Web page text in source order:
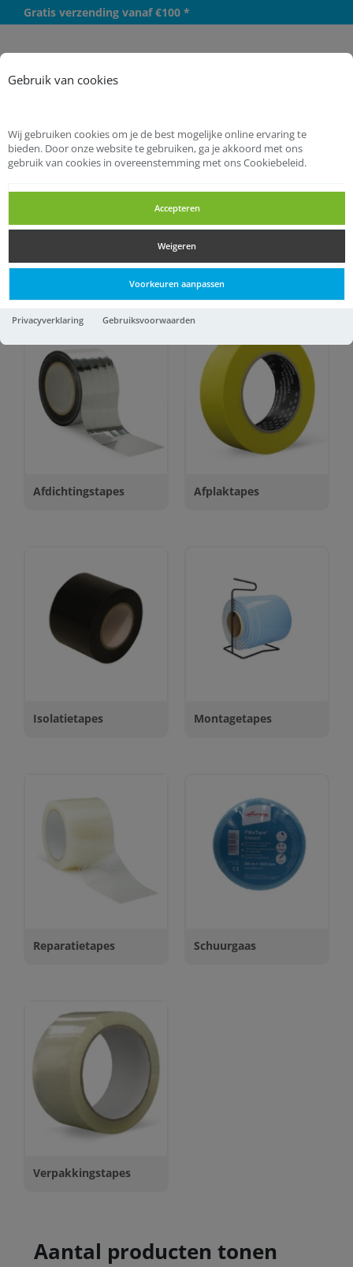
Gebruik van cookies
Wij gebruiken cookies om je de best mogelijke online ervaring te
bieden. Door onze website te gebruiken, ga je akkoord met ons
gebruik van cookies in overeenstemming met ons Cookiebeleid.
Accepteren
Weigeren
Voorkeuren aanpassen
Privacyverklaring Gebruiksvoorwaarden
Gratis verzending vanaf €100 *
Startpagina
Bevestigingsmaterialen
Afdichtingstapes Afplaktapes
Isolatietapes Montagetapes
Reparatietapes Schuurgaas
Verpakkingstapes
Aantal producten tonen